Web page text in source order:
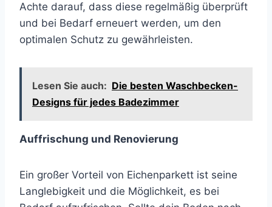
Achte darauf, dass diese regelmäßig überprüft
und bei Bedarf erneuert werden, um den
optimalen Schutz zu gewährleisten.
Lesen Sie auch: Die besten Waschbecken-
Designs für jedes Badezimmer
Auffrischung und Renovierung
Ein großer Vorteil von Eichenparkett ist seine
Langlebigkeit und die Möglichkeit, es bei